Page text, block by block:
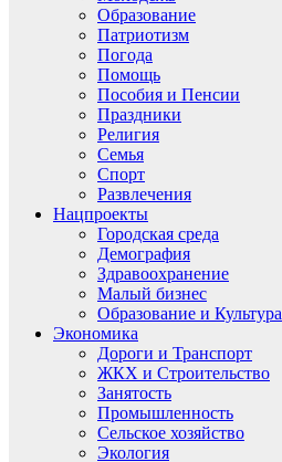
Образование
Патриотизм
Погода
Помощь
Пособия и Пенсии
Праздники
Религия
Семья
Спорт
Развлечения
Нацпроекты
Городская среда
Демография
Здравоохранение
Малый бизнес
Образование и Культура
Экономика
Дороги и Транспорт
ЖКХ и Строительство
Занятость
Промышленность
Сельское хозяйство
Экология